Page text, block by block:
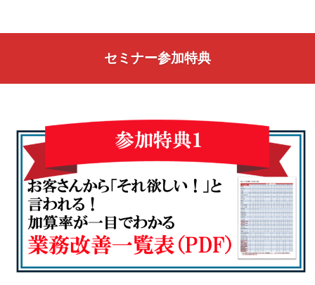
セミナー参加特典